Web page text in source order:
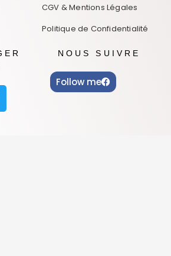
CGV & Mentions Légales
Politique de Confidentialité
NOUS SUIVRE
Follow me